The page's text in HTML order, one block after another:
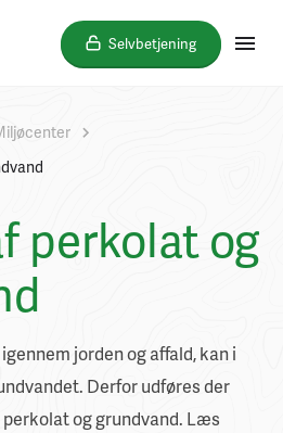
Selvbetjening
perkolat og
jorden og affald, kan i
Derfor udføres der
og grundvand. Læs